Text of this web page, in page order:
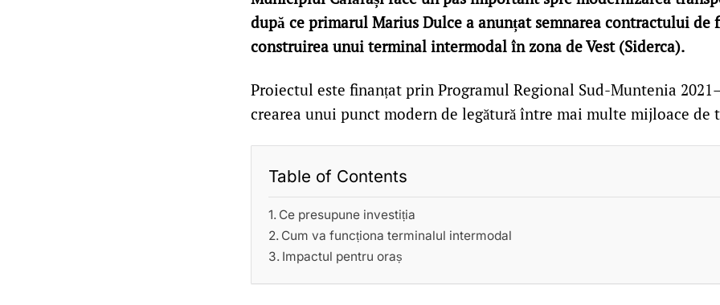
după ce primarul Marius Dulce a anunțat semnarea contractului de
construirea unui terminal intermodal în zona de Vest (Siderca).
Proiectul este finanțat prin Programul Regional Sud-Muntenia
crearea unui punct modern de legătură între mai multe mijloace de
Table of Contents
Ce presupune investiția
Cum va funcționa terminalul intermodal
Impactul pentru oraș